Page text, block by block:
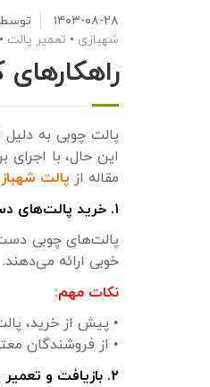
۱۴۰۳-۰۸-۲۸ توسط
شهبازی • تعمیر پالت •
پالت چوبی به
این حال، با
مقاله از پالت
۱. خرید پالت‌های دست دوم با کیفیت بالا
پالت‌های چوبی دست
خوبی ارائه می‌دهند.
نکات مهم:
• پیش از خرید،
• از فروشندگان
۲. بازیافت و تعمیر پالت‌های آسیب‌دیده